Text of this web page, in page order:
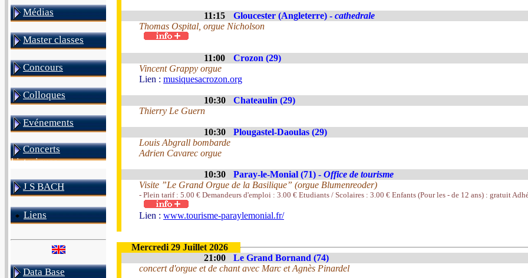
Médias
Master classes
Concours
Colloques
Evénements
Concerts
historiques
J S BACH
Liens
Data Base
11:15 Gloucester (Angleterre) - cathedrale
Thomas Ospital, orgue Nicholson
11:00
Crozon (29)
Vincent Grappy orgue
Lien : musiquesacrozon.org
10:30
Chateaulin (29)
Thierry Le Guern
10:30
Plougastel-Daoulas (29)
Louis Abgrall bombarde
Adrien Cavarec orgue
10:30 Paray-le-Monial (71) - Office de tourisme
Visite ”Le Grand Orgue de la Basilique” (orgue Blumenreoder)
- Plein tarif : 5.00 € Demandeurs d'emploi : 3.00 € Etudiants / Scolaires : 3.00 € Enfants (Pour les - de 12 ans) : gratuit
Lien : www.tourisme-paraylemonial.fr/
Mercredi 29 Juillet 2026
21:00
Le Grand Bornand (74)
concert d'orgue et de chant avec Marc et Agnès Pinardel